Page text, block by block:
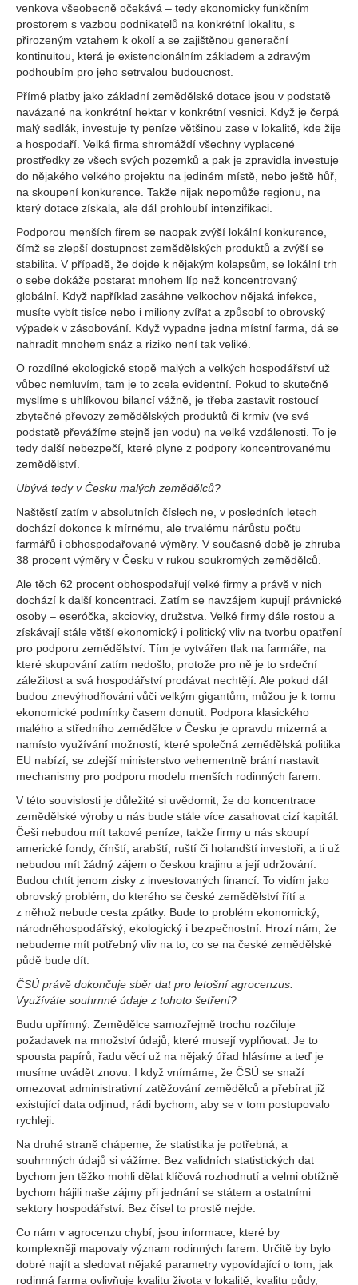
venkova všeobecně očekává – tedy ekonomicky funkčním
prostorem s vazbou podnikatelů na konkrétní lokalitu, s
přirozeným vztahem k okolí a se zajištěnou generační
kontinuitou, která je existencionálním základem a zdravým
podhoubím pro jeho setrvalou budoucnost.
Přímé platby jako základní zemědělské dotace jsou v podstatě
navázané na konkrétní hektar v konkrétní vesnici. Když je čerpá
malý sedlák, investuje ty peníze většinou zase v lokalitě, kde žije
a hospodaří. Velká firma shromáždí všechny vyplacené
prostředky ze všech svých pozemků a pak je zpravidla investuje
do nějakého velkého projektu na jediném místě, nebo ještě hůř,
na skoupení konkurence. Takže nijak nepomůže regionu, na
který dotace získala, ale dál prohloubí intenzifikaci.
Podporou menších firem se naopak zvýší lokální konkurence,
čímž se zlepší dostupnost zemědělských produktů a zvýší se
stabilita. V případě, že dojde k nějakým kolapsům, se lokální trh
o sebe dokáže postarat mnohem líp než koncentrovaný
globální. Když například zasáhne velkochov nějaká infekce,
musíte vybít tisíce nebo i miliony zvířat a způsobí to obrovský
výpadek v zásobování. Když vypadne jedna místní farma, dá se
nahradit mnohem snáz a riziko není tak veliké.
O rozdílné ekologické stopě malých a velkých hospodářství už
vůbec nemluvím, tam je to zcela evidentní. Pokud to skutečně
myslíme s uhlíkovou bilancí vážně, je třeba zastavit rostoucí
zbytečné převozy zemědělských produktů či krmiv (ve své
podstatě převážíme stejně jen vodu) na velké vzdálenosti. To je
tedy další nebezpečí, které plyne z podpory koncentrovanému
zemědělství.
Ubývá tedy v Česku malých zemědělců?
Naštěstí zatím v absolutních číslech ne, v posledních letech
dochází dokonce k mírnému, ale trvalému nárůstu počtu
farmářů i obhospodařované výměry. V současné době je zhruba
38 procent výměry v Česku v rukou soukromých zemědělců.
Ale těch 62 procent obhospodařují velké firmy a právě v nich
dochází k další koncentraci. Zatím se navzájem kupují právnické
osoby – eseróčka, akciovky, družstva. Velké firmy dále rostou a
získávají stále větší ekonomický i politický vliv na tvorbu opatření
pro podporu zemědělství. Tím je vytvářen tlak na farmáře, na
které skupování zatím nedošlo, protože pro ně je to srdeční
záležitost a svá hospodářství prodávat nechtějí. Ale pokud dál
budou znevýhodňováni vůči velkým gigantům, můžou je k tomu
ekonomické podmínky časem donutit. Podpora klasického
malého a středního zemědělce v Česku je opravdu mizerná a
namísto využívání možností, které společná zemědělská politika
EU nabízí, se zdejší ministerstvo vehementně brání nastavit
mechanismy pro podporu modelu menších rodinných farem.
V této souvislosti je důležité si uvědomit, že do koncentrace
zemědělské výroby u nás bude stále více zasahovat cizí kapitál.
Češi nebudou mít takové peníze, takže firmy u nás skoupí
americké fondy, čínští, arabští, ruští či holandští investoři, a ti už
nebudou mít žádný zájem o českou krajinu a její udržování.
Budou chtít jenom zisky z investovaných financí. To vidím jako
obrovský problém, do kterého se české zemědělství řítí a
z něhož nebude cesta zpátky. Bude to problém ekonomický,
národněhospodářský, ekologický i bezpečnostní. Hrozí nám, že
nebudeme mít potřebný vliv na to, co se na české zemědělské
půdě bude dít.
ČSÚ právě dokončuje sběr dat pro letošní agrocenzus.
Využíváte souhrnné údaje z tohoto šetření?
Budu upřímný. Zemědělce samozřejmě trochu rozčiluje
požadavek na množství údajů, které musejí vyplňovat. Je to
spousta papírů, řadu věcí už na nějaký úřad hlásíme a teď je
musíme uvádět znovu. I když vnímáme, že ČSÚ se snaží
omezovat administrativní zatěžování zemědělců a přebírat již
existující data odjinud, rádi bychom, aby se v tom postupovalo
rychleji.
Na druhé straně chápeme, že statistika je potřebná, a
souhrnných údajů si vážíme. Bez validních statistických dat
bychom jen těžko mohli dělat klíčová rozhodnutí a velmi obtížně
bychom hájili naše zájmy při jednání se státem a ostatními
sektory hospodářství. Bez čísel to prostě nejde.
Co nám v agrocenzu chybí, jsou informace, které by
komplexněji mapovaly význam rodinných farem. Určitě by bylo
dobré najít a sledovat nějaké parametry vypovídající o tom, jak
rodinná farma ovlivňuje kvalitu života v lokalitě, kvalitu půdy,